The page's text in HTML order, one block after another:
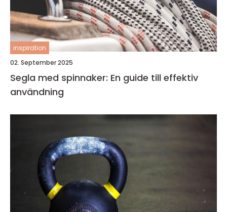
inspiration
02. September 2025
Segla med spinnaker: En guide till effektiv
användning